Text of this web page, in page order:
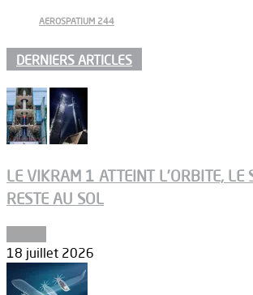
AEROSPATIUM 244
DERNIERS ARTICLES
LE VIKRAM 1 ATTEINT L’ORBITE, LE
RESTE AU SOL
18 juillet 2026